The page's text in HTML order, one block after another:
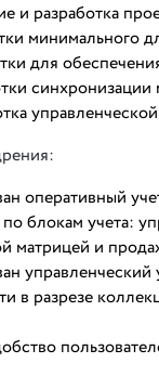
и разработка
минимального
для
оперативный
по блокам учета:
матрицей и
в разрезе